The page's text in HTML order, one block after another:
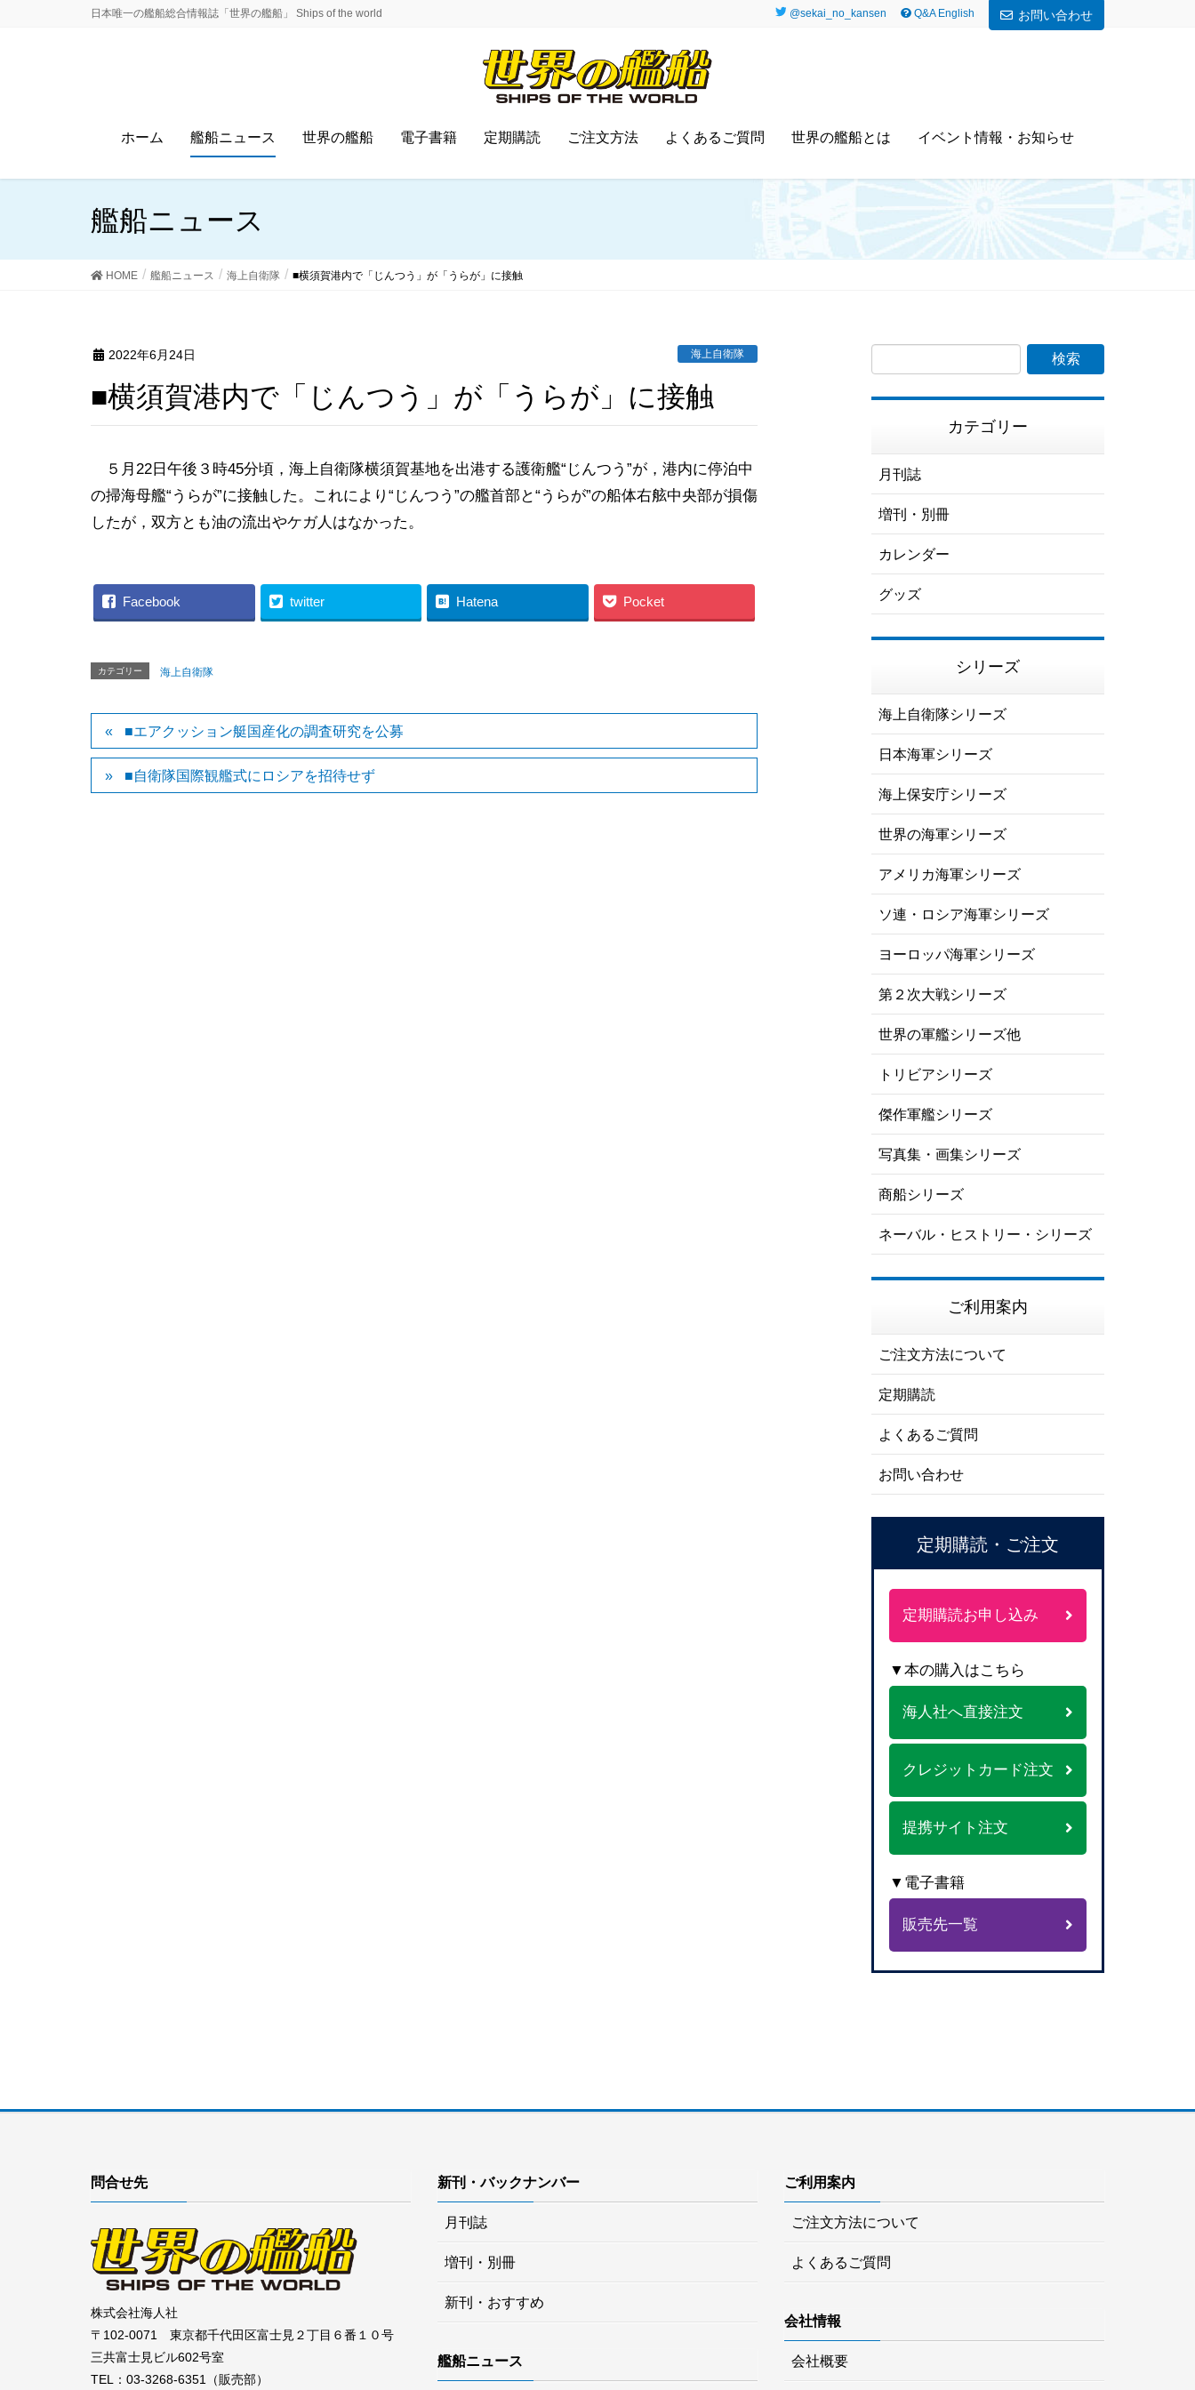
日本唯一の艦船総合情報誌「世界の艦船」 Ships of the world @sekai_no_kansen Q&A English お問い合わせ
ホーム 艦船ニュース 世界の艦船 電子書籍 定期購読 ご注文方法 よくあるご質問 世界の艦船とは イベント情報・お知らせ
艦船ニュース
HOME 艦船ニュース 海上自衛隊 ■横須賀港内で「じんつう」が「うらが」に接触
2022年6月24日 海上自衛隊
■横須賀港内で「じんつう」が「うらが」に接触
５月22日午後３時45分頃，海上自衛隊横須賀基地を出港する護衛艦“じんつう”が，港内に停泊中
の掃海母艦“うらが”に接触した。これにより“じんつう”の艦首部と“うらが”の船体右舷中央部が損傷
したが，双方とも油の流出やケガ人はなかった。
Facebook twitter Hatena Pocket
カテゴリー 海上自衛隊
■エアクッション艇国産化の調査研究を公募
■自衛隊国際観艦式にロシアを招待せず
カテゴリー
月刊誌
増刊・別冊
カレンダー
グッズ
シリーズ
海上自衛隊シリーズ
日本海軍シリーズ
海上保安庁シリーズ
世界の海軍シリーズ
アメリカ海軍シリーズ
ソ連・ロシア海軍シリーズ
ヨーロッパ海軍シリーズ
第２次大戦シリーズ
世界の軍艦シリーズ他
トリビアシリーズ
傑作軍艦シリーズ
写真集・画集シリーズ
商船シリーズ
ネーバル・ヒストリー・シリーズ
ご利用案内
ご注文方法について
定期購読
よくあるご質問
お問い合わせ
定期購読・ご注文
定期購読お申し込み
▼本の購入はこちら
海人社へ直接注文
クレジットカード注文
提携サイト注文
▼電子書籍
販売先一覧
問合せ先
株式会社海人社
〒102-0071 東京都千代田区富士見２丁目６番１０号
三共富士見ビル602号室
TEL：03-3268-6351（販売部）
新刊・バックナンバー
月刊誌
増刊・別冊
新刊・おすすめ
艦船ニュース
ご利用案内
ご注文方法について
よくあるご質問
会社情報
会社概要